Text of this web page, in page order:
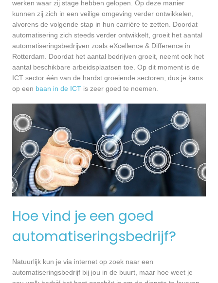
werken waar zij stage hebben gelopen. Op deze manier
kunnen zij zich in een veilige omgeving verder ontwikkelen,
alvorens de volgende stap in hun carrière te zetten. Doordat
automatisering zich steeds verder ontwikkelt, groeit het aantal
automatiseringsbedrijven zoals eXcellence & Difference in
Rotterdam. Doordat het aantal bedrijven groeit, neemt ook het
aantal beschikbare arbeidsplaatsen toe. Op dit moment is de
ICT sector één van de hardst groeiende sectoren, dus je kans
op een baan in de ICT is zeer goed te noemen.
Hoe vind je een goed
automatiseringsbedrijf?
Natuurlijk kun je via internet op zoek naar een
automatiseringsbedrijf bij jou in de buurt, maar hoe weet je